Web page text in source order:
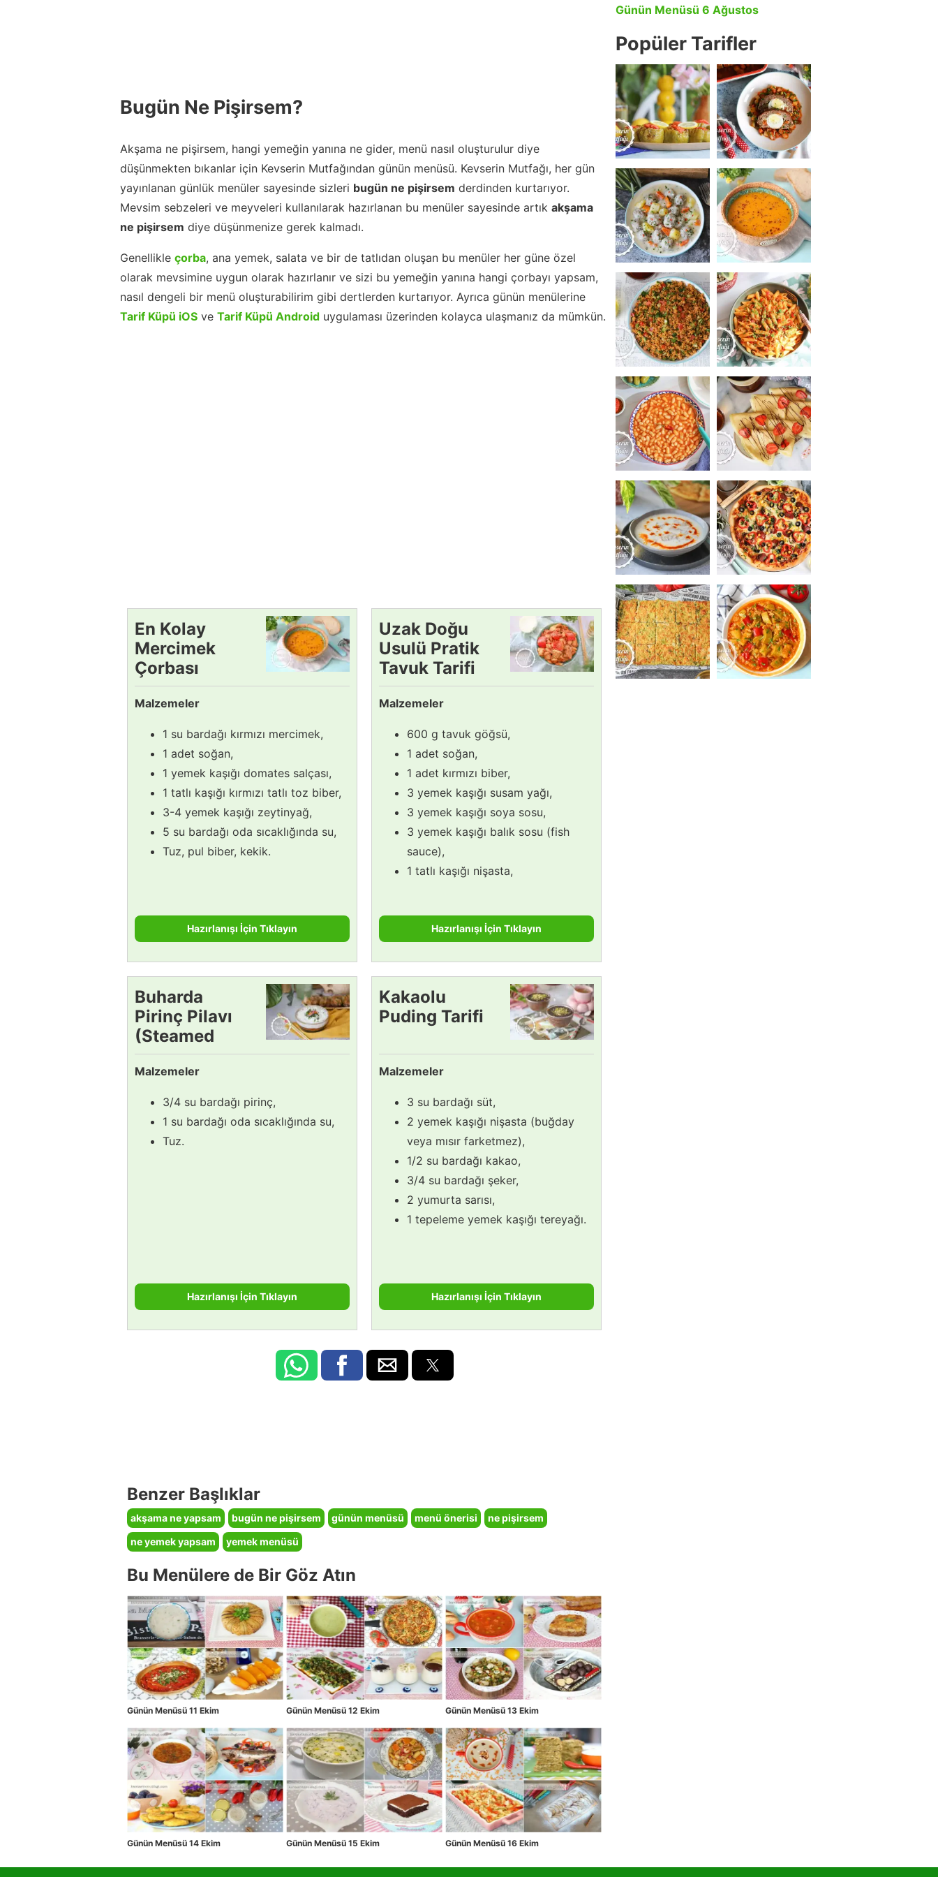
Bugün Ne Pişirsem?
Akşama ne pişirsem, hangi yemeğin yanına ne gider, menü nasıl oluşturulur diye
düşünmekten bıkanlar için Kevserin Mutfağından günün menüsü. Kevserin Mutfağı, her gün
yayınlanan günlük menüler sayesinde sizleri bugün ne pişirsem derdinden kurtarıyor.
Mevsim sebzeleri ve meyveleri kullanılarak hazırlanan bu menüler sayesinde artık akşama
ne pişirsem diye düşünmenize gerek kalmadı.
Genellikle çorba, ana yemek, salata ve bir de tatlıdan oluşan bu menüler her güne özel
olarak mevsimine uygun olarak hazırlanır ve sizi bu yemeğin yanına hangi çorbayı yapsam,
nasıl dengeli bir menü oluşturabilirim gibi dertlerden kurtarıyor. Ayrıca günün menülerine
Tarif Küpü iOS ve Tarif Küpü Android uygulaması üzerinden kolayca ulaşmanız da mümkün.
En Kolay
Mercimek
Çorbası
Tarifi
Malzemeler
1 su bardağı kırmızı mercimek,
1 adet soğan,
1 yemek kaşığı domates salçası,
1 tatlı kaşığı kırmızı tatlı toz biber,
3-4 yemek kaşığı zeytinyağ,
5 su bardağı oda sıcaklığında su,
Tuz, pul biber, kekik.
Hazırlanışı İçin Tıklayın
Uzak Doğu
Usulü Pratik
Tavuk Tarifi
Malzemeler
600 g tavuk göğsü,
1 adet soğan,
1 adet kırmızı biber,
3 yemek kaşığı susam yağı,
3 yemek kaşığı soya sosu,
3 yemek kaşığı balık sosu (fish
sauce),
1 tatlı kaşığı nişasta,
Hazırlanışı İçin Tıklayın
Buharda
Pirinç Pilavı
(Steamed
Rice) Tarifi
Malzemeler
3/4 su bardağı pirinç,
1 su bardağı oda sıcaklığında su,
Tuz.
Hazırlanışı İçin Tıklayın
Kakaolu
Puding Tarifi
Malzemeler
3 su bardağı süt,
2 yemek kaşığı nişasta (buğday
veya mısır farketmez),
1/2 su bardağı kakao,
3/4 su bardağı şeker,
2 yumurta sarısı,
1 tepeleme yemek kaşığı tereyağı.
Hazırlanışı İçin Tıklayın
Benzer Başlıklar
akşama ne yapsam bugün ne pişirsem günün menüsü menü önerisi
ne pişirsem
ne yemek yapsam
yemek menüsü
Bu Menülere de Bir Göz Atın
Günün Menüsü 11 Ekim Günün Menüsü 12 Ekim Günün Menüsü 13 Ekim
Günün Menüsü 14 Ekim Günün Menüsü 15 Ekim Günün Menüsü 16 Ekim
Günün Menüsü 6 Ağustos
Popüler Tarifler